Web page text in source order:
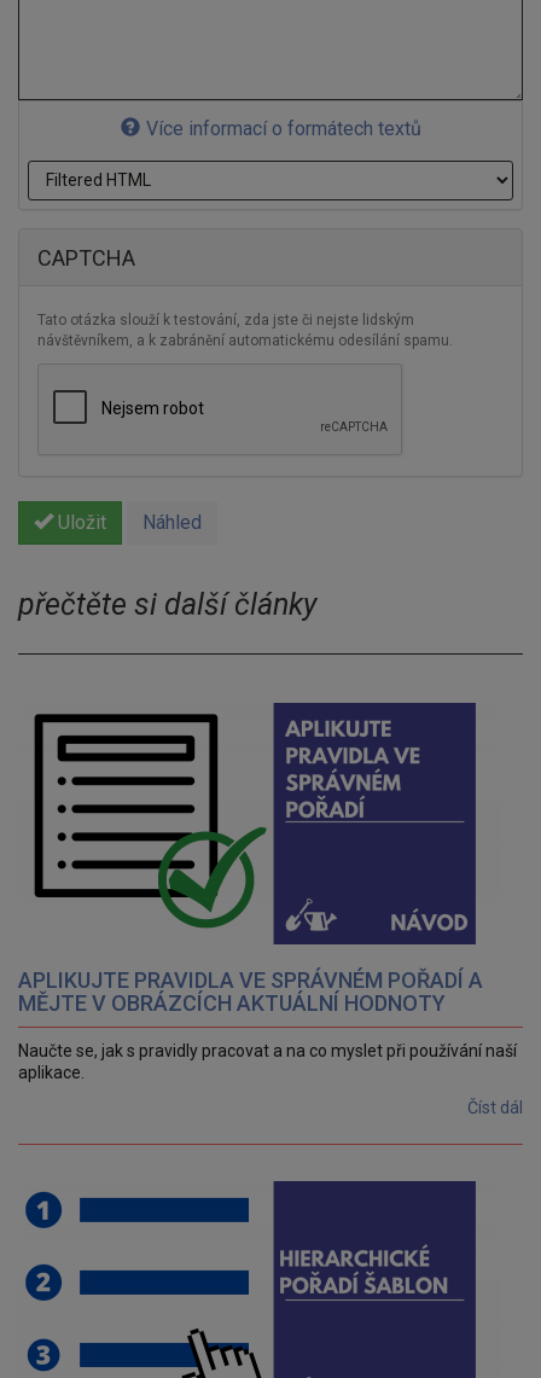
Více informací o formátech textů
CAPTCHA
Tato otázka slouží k testování, zda jste či nejste lidským
návštěvníkem, a k zabránění automatickému odesílání spamu.
Uložit Náhled
přečtěte si další články
APLIKUJTE PRAVIDLA VE SPRÁVNÉM POŘADÍ A
MĚJTE V OBRÁZCÍCH AKTUÁLNÍ HODNOTY
Naučte se, jak s pravidly pracovat a na co myslet při používání naší
aplikace.
Číst dál